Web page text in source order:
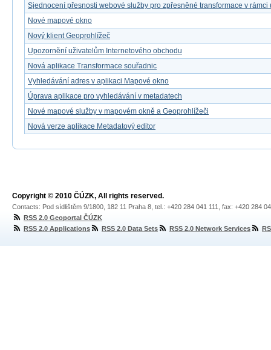
Sjednocení přesnosti webové služby pro zpřesněné transformace v rámci
Nové mapové okno
Nový klient Geoprohlížeč
Upozornění uživatelům Internetového obchodu
Nová aplikace Transformace souřadnic
Vyhledávání adres v aplikaci Mapové okno
Úprava aplikace pro vyhledávání v metadatech
Nové mapové služby v mapovém okně a Geoprohlížeči
Nová verze aplikace Metadatový editor
Copyright © 2010 ČÚZK, All rights reserved.
Contacts: Pod sídlištěm 9/1800, 182 11 Praha 8, tel.: +420 284 041 111, fax: +420 284
RSS 2.0 Geoportal ČÚZK
RSS 2.0 Applications
RSS 2.0 Data Sets RSS 2.0 Network Services